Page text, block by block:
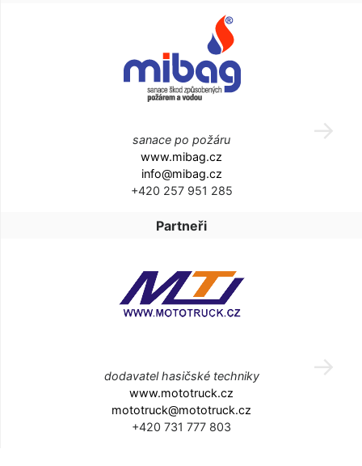
sanace po požáru
www.mibag.cz
info@mibag.cz
+420 257 951 285
Partneři
dodavatel hasičské techniky
www.mototruck.cz
mototruck@mototruck.cz
+420 731 777 803